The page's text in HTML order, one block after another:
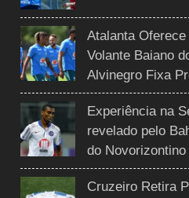
Atalanta
Volante Baiano
Alvinegro Fixa
Experiência na
revelado pelo
do
Cruzeiro Retira